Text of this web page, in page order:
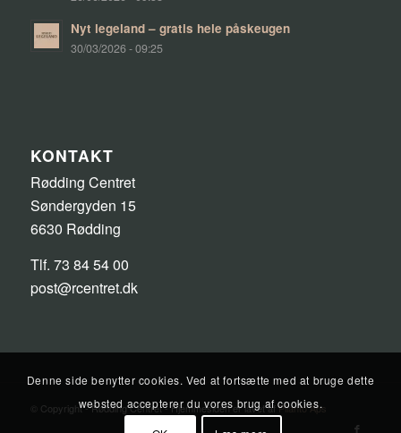
Nyt legeland – gratis hele påskeugen
30/03/2026 - 09:25
KONTAKT
Rødding Centret
Søndergyden 15
6630 Rødding
Tlf. 73 84 54 00
post@rcentret.dk
© Copyright - Rødding Centret - Hjemmesiden er lavet afPilanto Aps
Denne side benytter cookies. Ved at fortsætte med at bruge dette
websted accepterer du vores brug af cookies.